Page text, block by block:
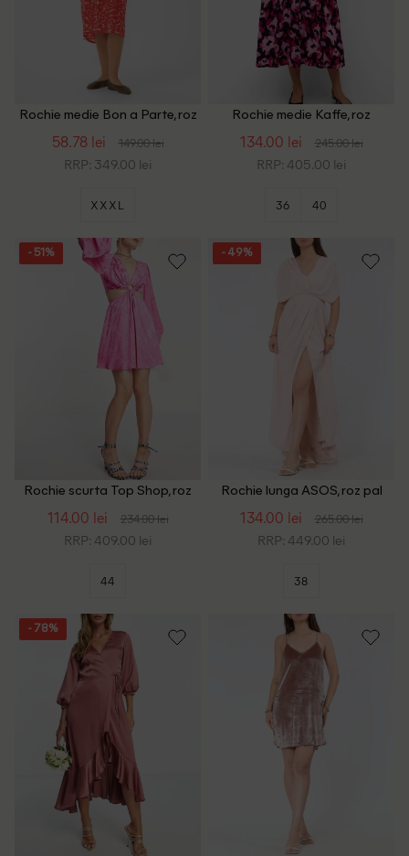
Rochie medie Bon a Parte, roz
58.78 lei 149.00 lei
RRP: 349.00 lei
XXXL
Rochie medie Kaffe, roz
134.00 lei 245.00 lei
RRP: 405.00 lei
36 40
- 51%
Rochie scurta Top Shop, roz
114.00 lei 234.00 lei
RRP: 409.00 lei
44
- 49%
Rochie lunga ASOS, roz pal
134.00 lei 265.00 lei
RRP: 449.00 lei
38
- 78%